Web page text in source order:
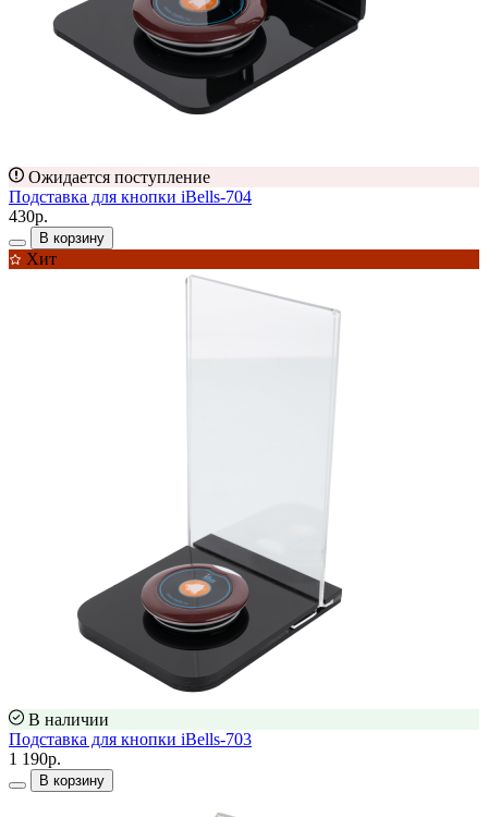
Ожидается поступление
Подставка для кнопки iBells-704
430р.
В корзину
Хит
В наличии
Подставка для кнопки iBells-703
1 190р.
В корзину